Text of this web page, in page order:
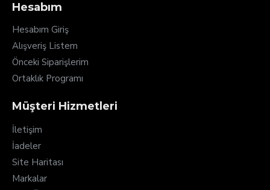
Hesabım
Hesabım Giriş
Alışveriş Listem
Önceki Siparişlerim
Ortaklık Programı
Müşteri Hizmetleri
İletişim
İadeler
Site Haritası
Markalar